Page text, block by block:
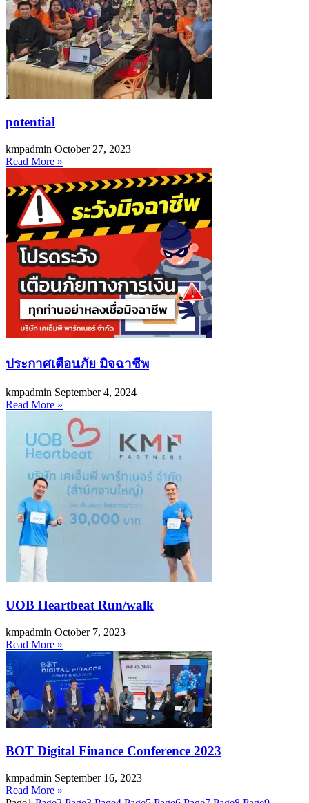
potential
kmpadmin October 27, 2023
Read More »
ประกาศเตือนภัย มิจฉาชีพ
kmpadmin September 4, 2024
Read More »
UOB Heartbeat Run/walk
kmpadmin October 7, 2023
Read More »
BOT Digital Finance Conference 2023
kmpadmin September 16, 2023
Read More »